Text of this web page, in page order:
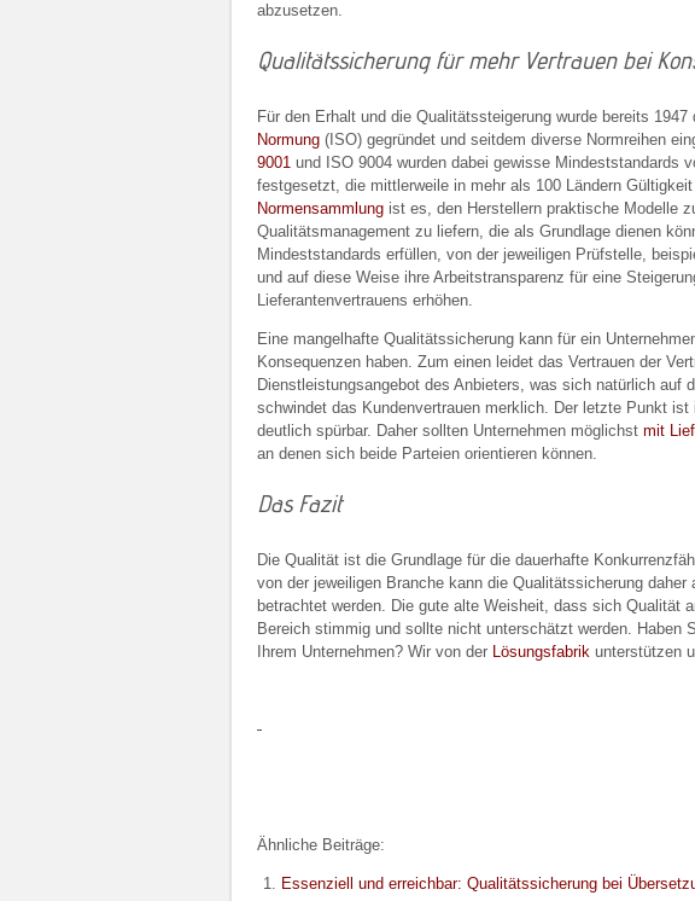
abzusetzen.
Qualitätssicherung für mehr Vertrauen bei
Für den Erhalt und die Qualitätssteigerung wurde bereits 1947
Normung (ISO) gegründet und seitdem diverse Normreihen
9001 und ISO 9004 wurden dabei gewisse Mindeststandards
festgesetzt, die mittlerweile in mehr als 100 Ländern
Normensammlung ist es, den Herstellern praktische Modelle
Qualitätsmanagement zu liefern, die als Grundlage dienen
Mindeststandards erfüllen, von der jeweiligen Prüfstelle,
und auf diese Weise ihre Arbeitstransparenz für eine
Lieferantenvertrauens erhöhen.
Eine mangelhafte Qualitätssicherung kann für ein
Konsequenzen haben. Zum einen leidet das Vertrauen der
Dienstleistungsangebot des Anbieters, was sich natürlich auf
schwindet das Kundenvertrauen merklich. Der letzte Punkt
deutlich spürbar. Daher sollten Unternehmen möglichst mit
an denen sich beide Parteien orientieren können.
Das Fazit
Die Qualität ist die Grundlage für die dauerhafte
von der jeweiligen Branche kann die Qualitätssicherung
betrachtet werden. Die gute alte Weisheit, dass sich Qualität
Bereich stimmig und sollte nicht unterschätzt werden. Haben
Ihrem Unternehmen? Wir von der Lösungsfabrik unterstützen
Ähnliche Beiträge:
Essenziell und erreichbar: Qualitätssicherung bei